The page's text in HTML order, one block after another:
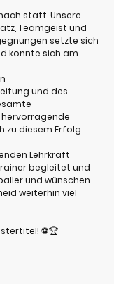
statt. Unsere
Teamgeist und
setzte sich
konnte sich am
und des
zu diesem Erfolg.
Lehrkraft
begleitet und
und wünschen
weiterhin viel
⚽🏆